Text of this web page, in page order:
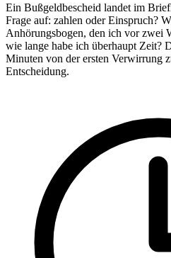
Ein Bußgeldbescheid landet im
Frage auf: zahlen oder Einspruch?
Anhörungsbogen, den ich vor zwei
wie lange habe ich überhaupt Zeit?
Minuten von der ersten Verwirrung
Entscheidung.